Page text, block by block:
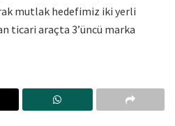
mutlak hedefimiz iki yerli
ticari araçta 3’üncü marka